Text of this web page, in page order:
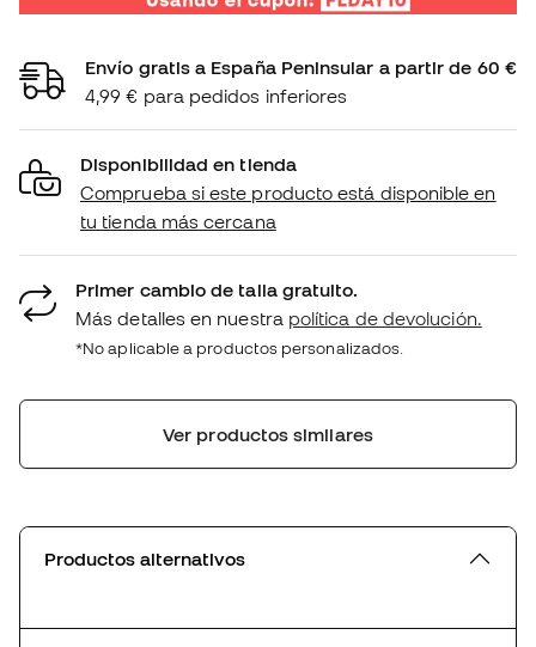
Envío gratis a España Peninsular a partir de 60 €
4,99 € para pedidos inferiores
Disponibilidad en tienda
Comprueba si este producto está disponible en
tu tienda más cercana
Primer cambio de talla gratuito.
Más detalles en nuestra política de devolución.
*No aplicable a productos personalizados.
Ver productos similares
Productos alternativos